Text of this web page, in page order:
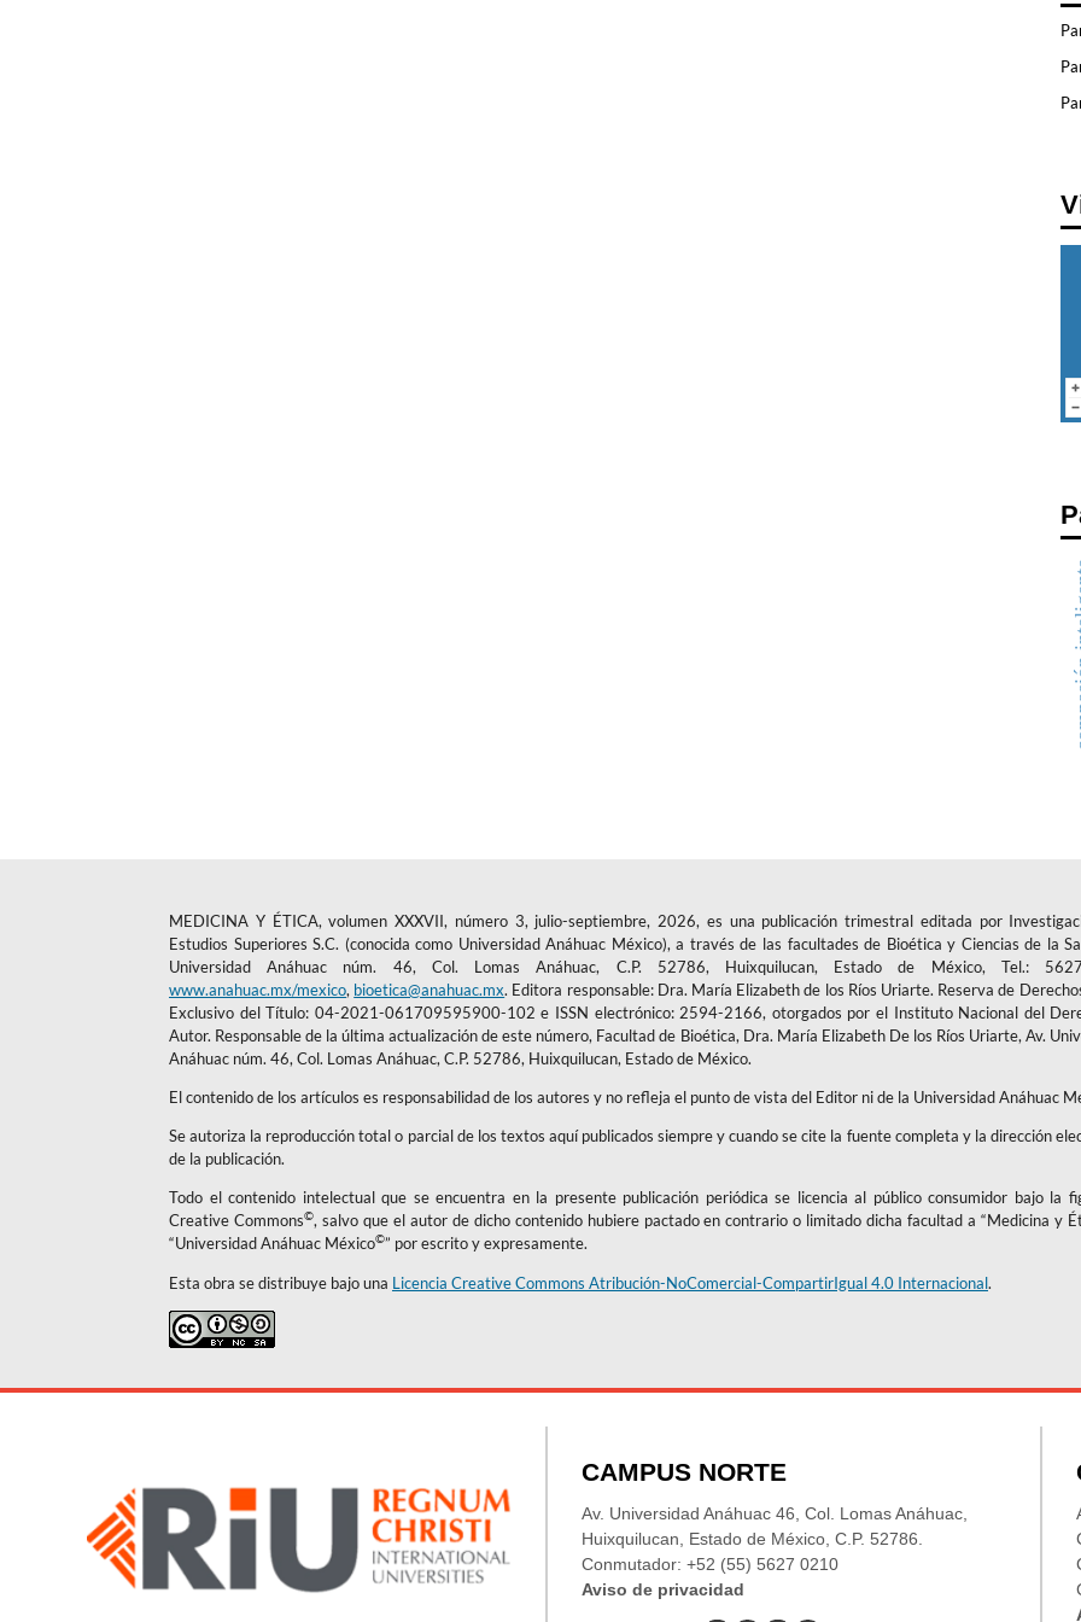
MEDICINA Y ÉTICA, volumen XXXVII, número 3, julio-septiembre, 2026, es una publicación trimestral editada por
Estudios Superiores S.C. (conocida como Universidad Anáhuac México), a través de las facultades de Bioética y Ciencias de la
Universidad Anáhuac núm. 46, Col. Lomas Anáhuac, C.P. 52786, Huixquilucan, Estado de México, Tel.:
www.anahuac.mx/mexico, bioetica@anahuac.mx. Editora responsable: Dra. María Elizabeth de los Ríos Uriarte. Reserva de
Exclusivo del Título: 04-2021-061709595900-102 e ISSN electrónico: 2594-2166, otorgados por el Instituto Nacional del
Autor. Responsable de la última actualización de este número, Facultad de Bioética, Dra. María Elizabeth De los Ríos Uriarte, Av.
Anáhuac núm. 46, Col. Lomas Anáhuac, C.P. 52786, Huixquilucan, Estado de México.
El contenido de los artículos es responsabilidad de los autores y no refleja el punto de vista del Editor ni de la Universidad Anáhuac
Se autoriza la reproducción total o parcial de los textos aquí publicados siempre y cuando se cite la fuente completa y la dirección
de la publicación.
Todo el contenido intelectual que se encuentra en la presente publicación periódica se licencia al público consumidor bajo la
Creative Commons©, salvo que el autor de dicho contenido hubiere pactado en contrario o limitado dicha facultad a “Medicina y
“Universidad Anáhuac México©” por escrito y expresamente.
Esta obra se distribuye bajo una Licencia Creative Commons Atribución-NoComercial-CompartirIgual 4.0 Internacional.
CAMPUS NORTE
Av. Universidad Anáhuac 46, Col. Lomas Anáhuac,
Huixquilucan, Estado de México, C.P. 52786.
Conmutador: +52 (55) 5627 0210
Aviso de privacidad